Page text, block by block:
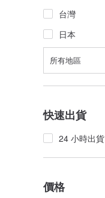
台灣
日本
所有地區
快速出貨
24 小時出貨
價格